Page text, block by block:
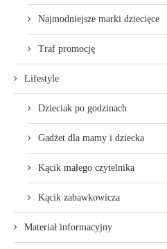
Najmodniejsze marki dziecięce
Traf promocję
Lifestyle
Dzieciak po godzinach
Gadżet dla mamy i dziecka
Kącik małego czytelnika
Kącik zabawkowicza
Materiał informacyjny